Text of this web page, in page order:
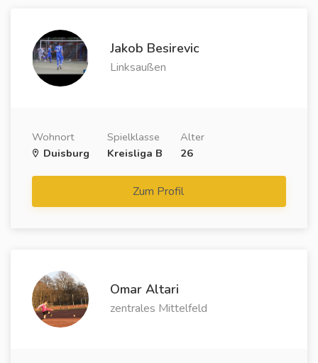
Jakob Besirevic
Linksaußen
Wohnort
Duisburg
Spielklasse
Kreisliga B
Alter
26
Zum Profil
Omar Altari
zentrales Mittelfeld